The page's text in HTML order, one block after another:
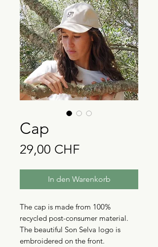
Cap
29,00 CHFPreis
In den Warenkorb
The cap is made from 100%
recycled post-consumer material.
The beautiful Son Selva logo is
embroidered on the front.